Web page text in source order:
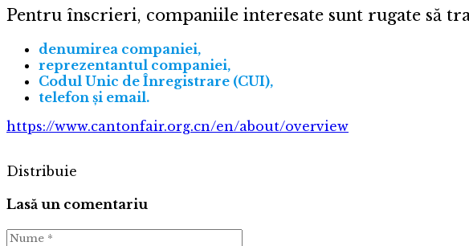
Pentru înscrieri, companiile interesate sunt rugate să
denumirea companiei,
reprezentantul companiei,
Codul Unic de Înregistrare (CUI),
telefon și email.
https://www.cantonfair.org.cn/en/about/overview
Distribuie
Lasă un comentariu